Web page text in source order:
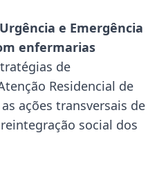
e Emergência
enfermarias
de
Residencial de
ações transversais de
social dos